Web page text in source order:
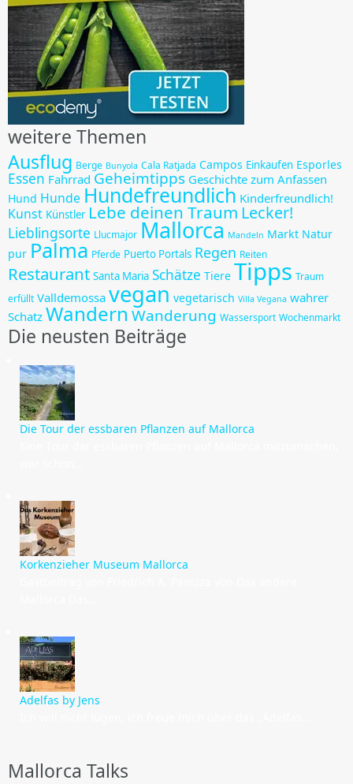
weitere Themen
Ausflug Berge Bunyola Cala Ratjada Campos Einkaufen Esporles
Essen Fahrrad Geheimtipps Geschichte zum Anfassen
Hund Hunde Hundefreundlich Kinderfreundlich!
Kunst Künstler Lebe deinen Traum Lecker!
Lieblingsorte Llucmajor Mallorca Mandeln Markt Natur
pur Palma Pferde Puerto Portals Regen Reiten
Restaurant Santa Maria Schätze Tiere Tipps Traum
erfüllt Valldemossa vegan vegetarisch Villa Vegana wahrer
Schatz Wandern Wanderung Wassersport Wochenmarkt
Die neusten Beiträge
Die Tour der essbaren Pflanzen auf Mallorca
Korkenzieher Museum Mallorca
Adelfas by Jens
Mallorca Talks